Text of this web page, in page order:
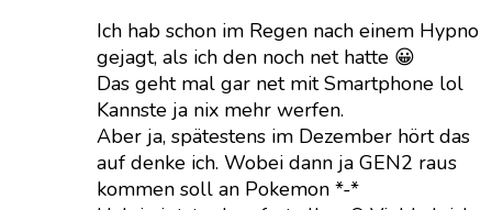
Ich hab schon im Regen nach einem Hypno
gejagt, als ich den noch net hatte 😀
Das geht mal gar net mit Smartphone lol
Kannste ja nix mehr werfen.
Aber ja, spätestens im Dezember hört das
auf denke ich. Wobei dann ja GEN2 raus
kommen soll an Pokemon *-*